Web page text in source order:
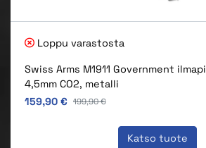
Loppu varastosta
Swiss Arms M1911 Government
4,5mm CO2, metalli
Alkuperäinen hinta
159,90 € Alkuperäinen hinta
199,90 €
Katso tuote